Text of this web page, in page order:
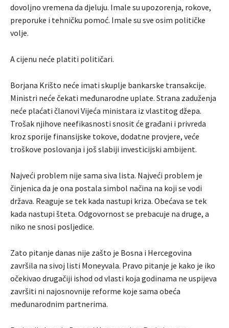
dovoljno vremena da djeluju. Imale su upozorenja, rokove,
preporuke i tehničku pomoć. Imale su sve osim političke
volje.
A cijenu neće platiti političari.
Borjana Krišto neće imati skuplje bankarske transakcije.
Ministri neće čekati međunarodne uplate. Strana zaduženja
neće plaćati članovi Vijeća ministara iz vlastitog džepa.
Trošak njihove neefikasnosti snosit će građani i privreda
kroz sporije finansijske tokove, dodatne provjere, veće
troškove poslovanja i još slabiji investicijski ambijent.
Najveći problem nije sama siva lista. Najveći problem je
činjenica da je ona postala simbol načina na koji se vodi
država. Reaguje se tek kada nastupi kriza. Obećava se tek
kada nastupi šteta. Odgovornost se prebacuje na druge, a
niko ne snosi posljedice.
Zato pitanje danas nije zašto je Bosna i Hercegovina
završila na sivoj listi Moneyvala. Pravo pitanje je kako je iko
očekivao drugačiji ishod od vlasti koja godinama ne uspijeva
završiti ni najosnovnije reforme koje sama obeća
međunarodnim partnerima.